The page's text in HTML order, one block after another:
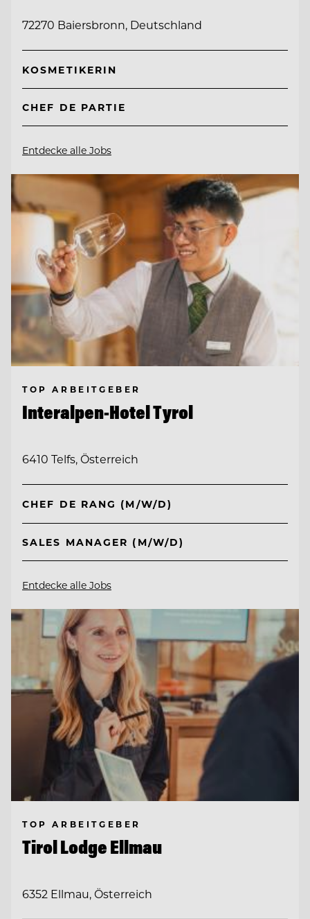
72270 Baiersbronn, Deutschland
KOSMETIKERIN
CHEF DE PARTIE
Entdecke alle Jobs
TOP ARBEITGEBER
Interalpen-Hotel Tyrol
6410 Telfs, Österreich
CHEF DE RANG (M/W/D)
SALES MANAGER (M/W/D)
Entdecke alle Jobs
TOP ARBEITGEBER
Tirol Lodge Ellmau
6352 Ellmau, Österreich